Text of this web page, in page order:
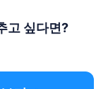
고 싶다면?